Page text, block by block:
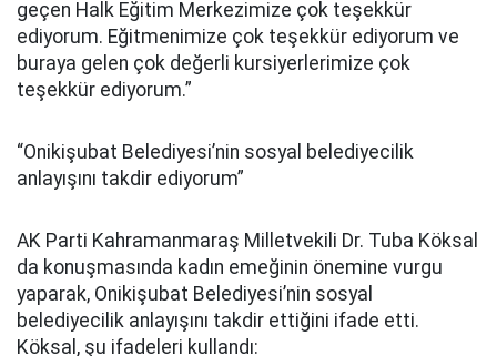
geçen Halk Eğitim Merkezimize çok teşekkür
ediyorum. Eğitmenimize çok teşekkür ediyorum ve
buraya gelen çok değerli kursiyerlerimize çok
teşekkür ediyorum.”
“Onikişubat Belediyesi’nin sosyal belediyecilik
anlayışını takdir ediyorum”
AK Parti Kahramanmaraş Milletvekili Dr. Tuba Köksal
da konuşmasında kadın emeğinin önemine vurgu
yaparak, Onikişubat Belediyesi’nin sosyal
belediyecilik anlayışını takdir ettiğini ifade etti.
Köksal, şu ifadeleri kullandı: